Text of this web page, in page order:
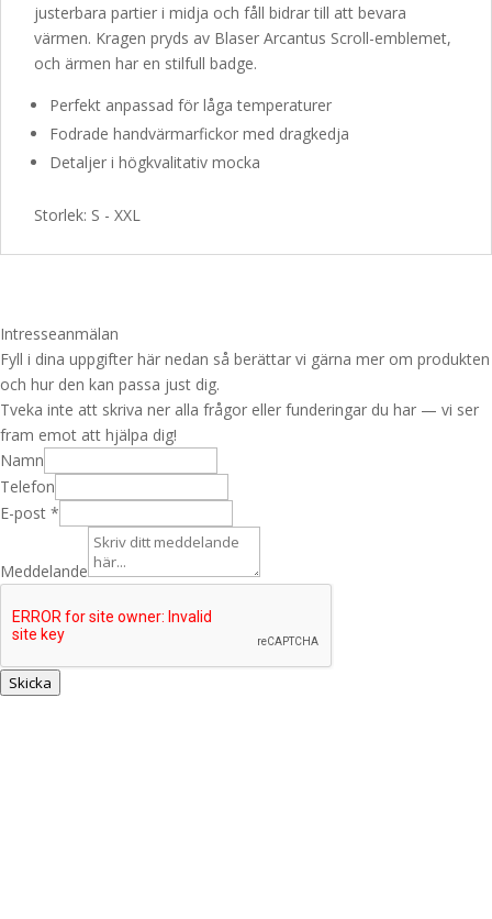
justerbara partier i midja och fåll bidrar till att bevara
värmen. Kragen pryds av Blaser Arcantus Scroll-emblemet,
och ärmen har en stilfull badge.
Perfekt anpassad för låga temperaturer
Fodrade handvärmarfickor med dragkedja
Detaljer i högkvalitativ mocka
Storlek: S - XXL
Intresseanmälan
Fyll i dina uppgifter här nedan så berättar vi gärna mer om produkten
och hur den kan passa just dig.
Tveka inte att skriva ner alla frågor eller funderingar du har — vi ser
fram emot att hjälpa dig!
Namn
Telefon
E-post *
Meddelande
d
e
Skicka